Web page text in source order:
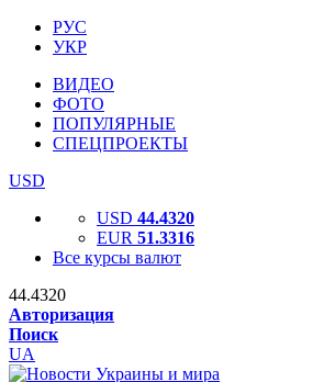
РУС
УКР
ВИДЕО
ФОТО
ПОПУЛЯРНЫЕ
СПЕЦПРОЕКТЫ
USD
USD 44.4320
EUR 51.3316
Все курсы валют
44.4320
Авторизация
Поиск
UA